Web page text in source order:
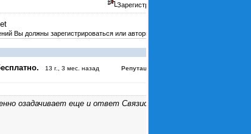
Зарегистрирован
Вы должны зарегистрироваться или авторизоваться
13 г., 3 мес. назад Репутация
озадачивает еще и ответ Связиста